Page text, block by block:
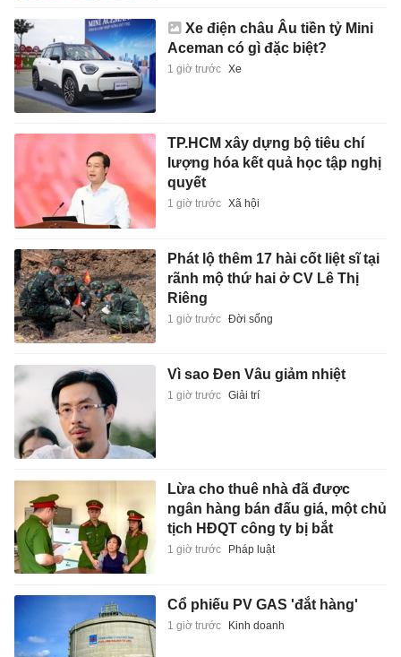
Xe điện châu Âu tiền tỷ Mini
Aceman có gì đặc biệt?
1 giờ trước Xe
TP.HCM xây dựng bộ tiêu chí
lượng hóa kết quả học tập nghị
quyết
1 giờ trước Xã hội
Phát lộ thêm 17 hài cốt liệt sĩ tại
rãnh mộ thứ hai ở CV Lê Thị
Riêng
1 giờ trước Đời sống
Vì sao Đen Vâu giảm nhiệt
1 giờ trước Giải trí
Lừa cho thuê nhà đã được
ngân hàng bán đấu giá, một chủ
tịch HĐQT công ty bị bắt
1 giờ trước Pháp luật
Cổ phiếu PV GAS 'đắt hàng'
1 giờ trước Kinh doanh